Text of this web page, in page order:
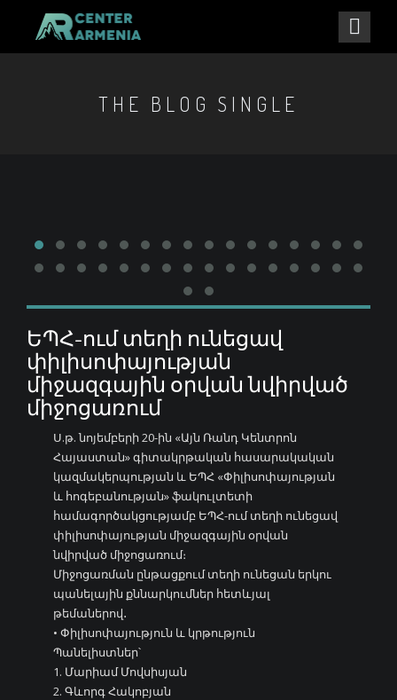
THE BLOG SINGLE
ԵՊՀ-ում տեղի ունեցավ
փիլիսոփայության
միջազգային օրվան նվիրված
միջոցառում
Ս.թ. նոյեմբերի 20-ին «Այն Ռանդ Կենտրոն
Հայաստան» գիտակրթական հասարակական
կազմակերպության և ԵՊՀ «Փիլիսոփայության
և հոգեբանության» ֆակուլտետի
համագործակցությամբ ԵՊՀ-ում տեղի ունեցավ
փիլիսոփայության միջազգային օրվան
նվիրված միջոցառում։
Միջոցառման ընթացքում տեղի ունեցան երկու
պանելային քննարկումներ հետևյալ
թեմաներով․
• Փիլիսոփայություն և կրթություն
Պանելիստներ՝
1. Մարիամ Մովսիսյան
2. Գևորգ Հակոբյան